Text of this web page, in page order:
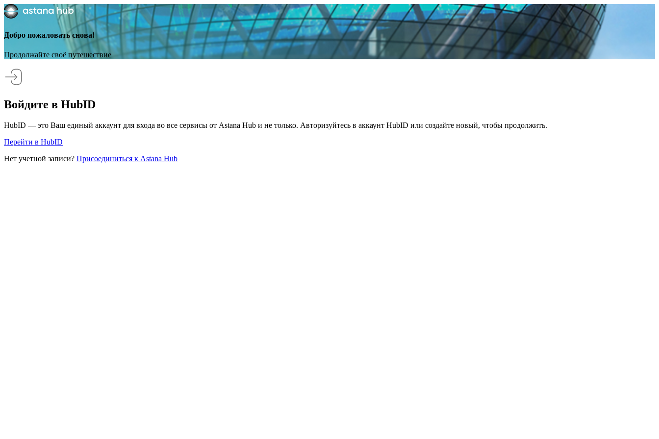
Добро пожаловать снова!
Продолжайте своё путешествие
Войдите в HubID
HubID — это Ваш единый аккаунт для входа во все сервисы от Astana Hub и не только. Авторизуйтесь в аккаунт HubID или создайте новый, чтобы продолжить.
Перейти в HubID
Нет учетной записи? Присоединиться к Astana Hub